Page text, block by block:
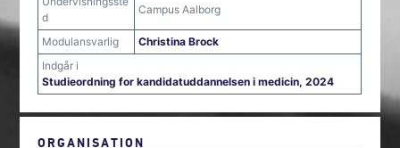
d
Campus Aalborg
Modulansvarlig
Christina Brock
Indgår i
Studieordning for kandidatuddannelsen i medicin, 2024
ORGANISATION